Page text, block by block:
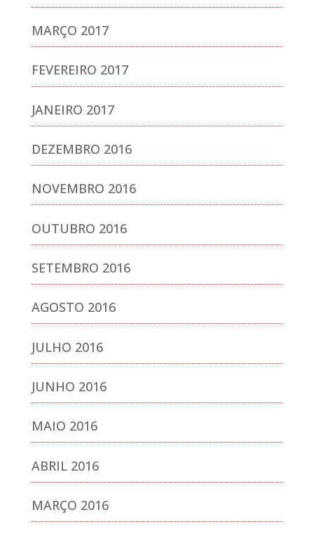
MARÇO 2017
FEVEREIRO 2017
JANEIRO 2017
DEZEMBRO 2016
NOVEMBRO 2016
OUTUBRO 2016
SETEMBRO 2016
AGOSTO 2016
JULHO 2016
JUNHO 2016
MAIO 2016
ABRIL 2016
MARÇO 2016